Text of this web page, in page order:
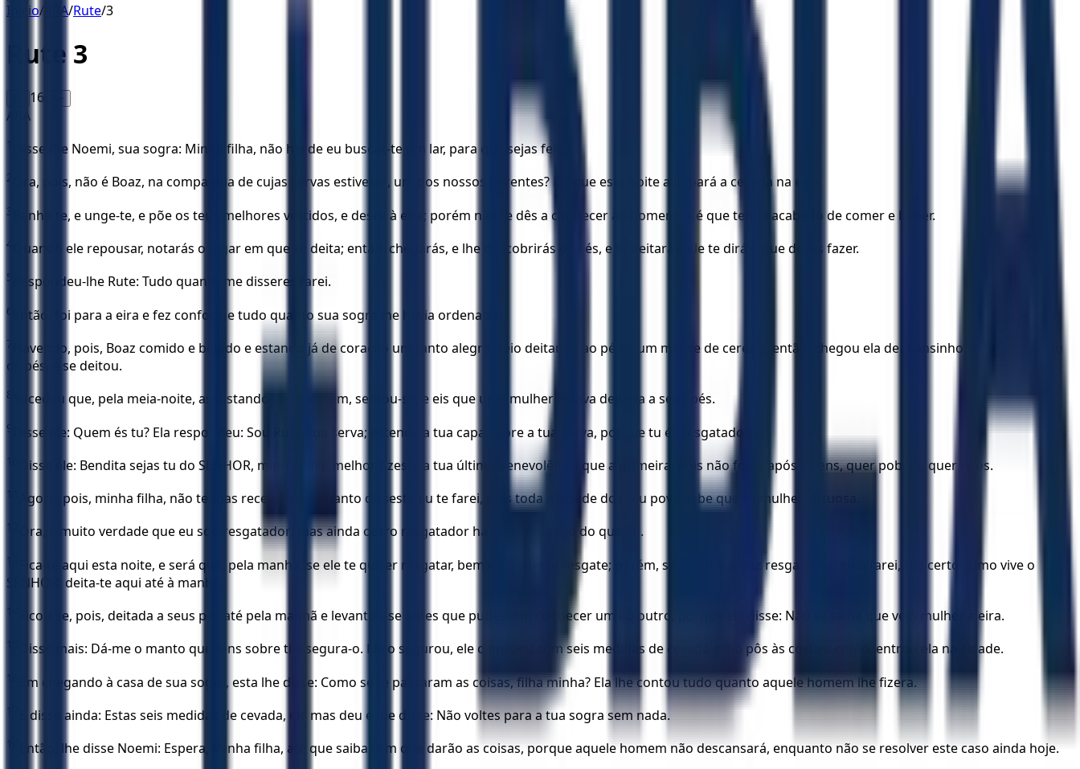
Início/ ARA/Rute/3
Rute 3
16 A+
ARA
1 Disse-lhe Noemi, sua sogra: Minha filha, não hei de eu buscar-te um lar, para que sejas feliz?
2 Ora, pois, não é Boaz, na companhia de cujas servas estiveste, um dos nossos parentes? Eis que esta noite alimpará a cevada na eira.
3 Banha-te, e unge-te, e põe os teus melhores vestidos, e desce à eira; porém não te dês a conhecer ao homem, até que tenha acabado de comer e beber.
4 Quando ele repousar, notarás o lugar em que se deita; então, chegarás, e lhe descobrirás os pés, e te deitarás; ele te dirá o que deves fazer.
5 Respondeu-lhe Rute: Tudo quanto me disseres farei.
6 Então, foi para a eira e fez conforme tudo quanto sua sogra lhe havia ordenado.
7
Havendo, pois, Boaz comido e bebido e estando já de coração um tanto alegre, veio deitar-se ao pé de um monte de cereais; então, chegou ela de mansinho, e lhe descobriu
os pés, e se deitou.
8 Sucedeu que, pela meia-noite, assustando-se o homem, sentou-se; e eis que uma mulher estava deitada a seus pés.
9 Disse ele: Quem és tu? Ela respondeu: Sou Rute, tua serva; estende a tua capa sobre a tua serva, porque tu és resgatador.
10 Disse ele: Bendita sejas tu do SENHOR, minha filha; melhor fizeste a tua última benevolência que a primeira, pois não foste após jovens, quer pobres, quer ricos.
11 Agora, pois, minha filha, não tenhas receio; tudo quanto disseste eu te farei, pois toda a cidade do meu povo sabe que és mulher virtuosa.
12 Ora, é muito verdade que eu sou resgatador; mas ainda outro resgatador há mais chegado do que eu.
13
Fica-te aqui esta noite, e será que, pela manhã, se ele te quiser resgatar, bem está, que te resgate; porém, se não lhe apraz resgatar-te, eu o farei, tão certo como vive o
SENHOR; deita-te aqui até à manhã.
14 Ficou-se, pois, deitada a seus pés até pela manhã e levantou-se antes que pudessem conhecer um ao outro; porque ele disse: Não se saiba que veio mulher à eira.
15 Disse mais: Dá-me o manto que tens sobre ti e segura-o. Ela o segurou, ele o encheu com seis medidas de cevada e lho pôs às costas; então, entrou ela na cidade.
16 Em chegando à casa de sua sogra, esta lhe disse: Como se te passaram as coisas, filha minha? Ela lhe contou tudo quanto aquele homem lhe fizera.
17 E disse ainda: Estas seis medidas de cevada, ele mas deu e me disse: Não voltes para a tua sogra sem nada.
18
Então, lhe disse Noemi: Espera, minha filha, até que saibas em que darão as coisas, porque aquele homem não descansará, enquanto não se resolver este caso ainda hoje.